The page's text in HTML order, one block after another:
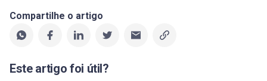
Compartilhe o artigo
Este artigo foi útil?